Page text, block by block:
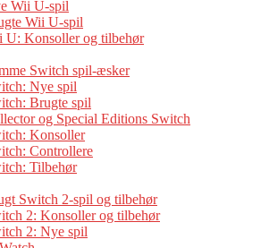
Wii U-spil
Wii U-spil
U: Konsoller og tilbehør
Switch spil-æsker
Nye spil
Brugte spil
og Special Editions Switch
Konsoller
Controllere
Tilbehør
Switch 2-spil og tilbehør
2: Konsoller og tilbehør
2: Nye spil